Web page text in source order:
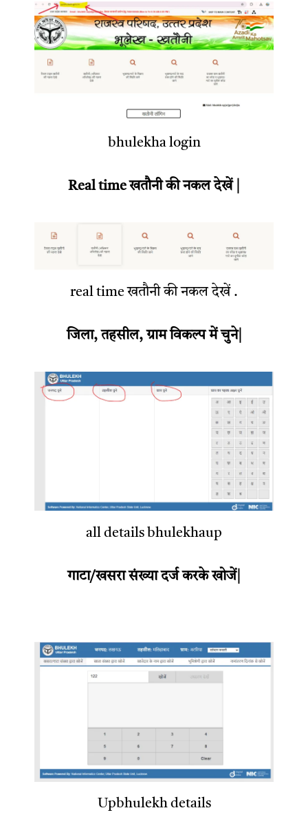
bhulekha login
Real time खतौनी की नकल देखें |
real time खतौनी की नकल देखें .
जिला, तहसील, ग्राम विकल्प में चुने|
all details bhulekhaup
गाटा/खसरा संख्या दर्ज करके खोजें|
Upbhulekh details